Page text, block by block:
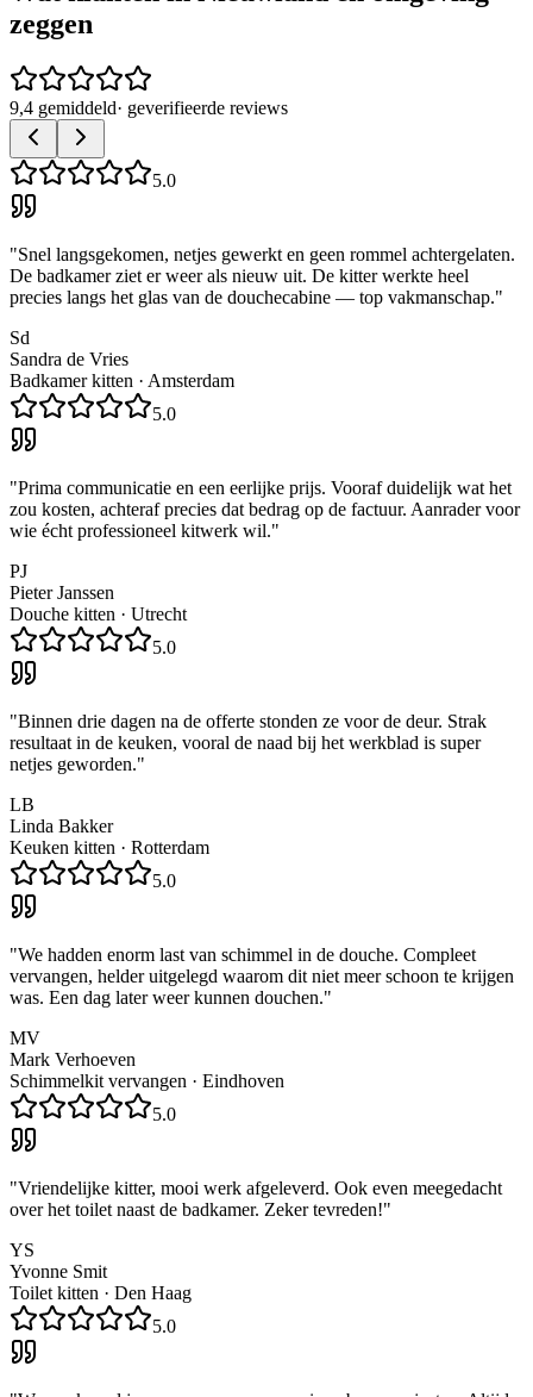
zeggen
9,4 gemiddeld· geverifieerde reviews
5.0
"Snel langsgekomen, netjes gewerkt en geen rommel achtergelaten.
De badkamer ziet er weer als nieuw uit. De kitter werkte heel
precies langs het glas van de douchecabine — top vakmanschap."
Sd
Sandra de Vries
Badkamer kitten · Amsterdam
5.0
"Prima communicatie en een eerlijke prijs. Vooraf duidelijk wat het
zou kosten, achteraf precies dat bedrag op de factuur. Aanrader voor
wie écht professioneel kitwerk wil."
PJ
Pieter Janssen
Douche kitten · Utrecht
5.0
"Binnen drie dagen na de offerte stonden ze voor de deur. Strak
resultaat in de keuken, vooral de naad bij het werkblad is super
netjes geworden."
LB
Linda Bakker
Keuken kitten · Rotterdam
5.0
"We hadden enorm last van schimmel in de douche. Compleet
vervangen, helder uitgelegd waarom dit niet meer schoon te krijgen
was. Een dag later weer kunnen douchen."
MV
Mark Verhoeven
Schimmelkit vervangen · Eindhoven
5.0
"Vriendelijke kitter, mooi werk afgeleverd. Ook even meegedacht
over het toilet naast de badkamer. Zeker tevreden!"
YS
Yvonne Smit
Toilet kitten · Den Haag
5.0